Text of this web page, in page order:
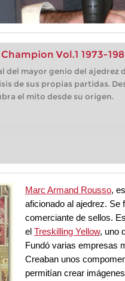
Vol.1 1973-
mayor genio del ajedrez
de sus propias partidas.
el mito desde su origen.
Marc Armand Rousso,
aficionado al ajedrez. Se
comerciante de sellos.
el Treskilling Yellow, uno
Fundó varias empresas
Creaban unos
permitían crear